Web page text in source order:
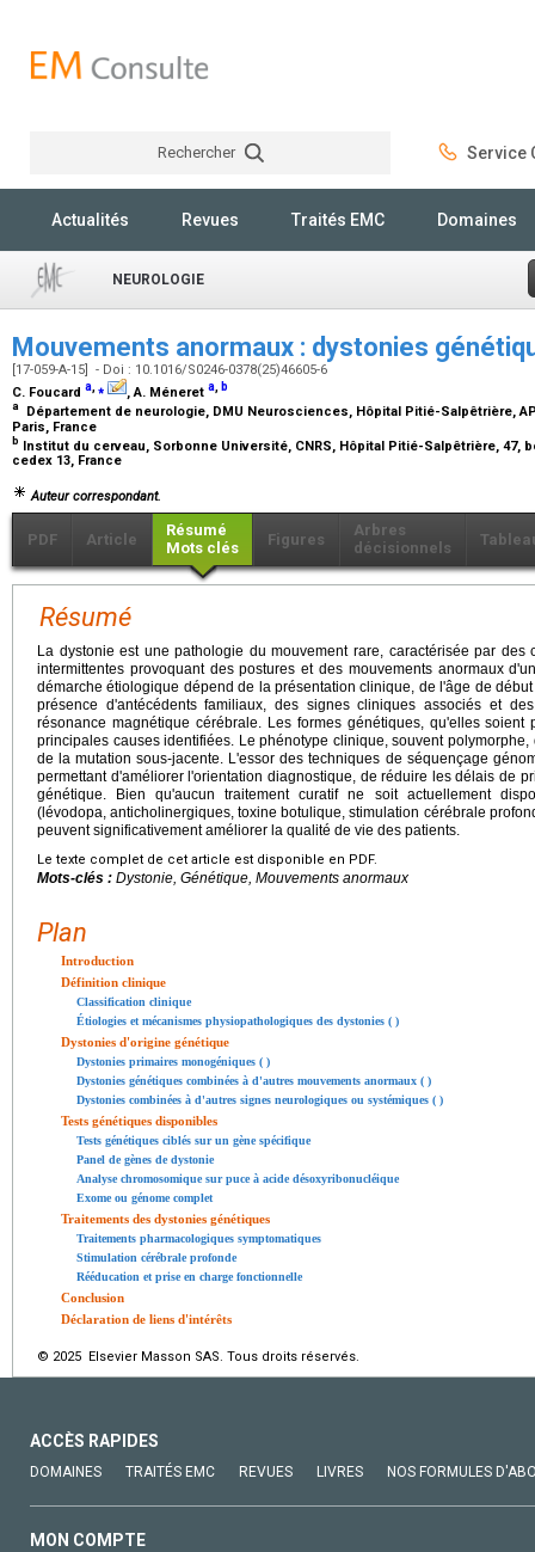
Rechercher Service
Actualités Revues Traités EMC Domaines
NEUROLOGIE
Mouvements anormaux : dystonies
[17-059-A-15] - Doi : 10.1016/S0246-0378(25)46605-6
C. Foucard a,⁎ , A. Méneret a, b
a
Département de neurologie, DMU Neurosciences, Hôpital Pitié-Salpêtrière,
Paris, France
b Institut du cerveau, Sorbonne Université, CNRS, Hôpital Pitié-Salpêtrière, 47,
cedex 13, France
Auteur correspondant.
PDF Article
Résumé
Mots clés
Figures
Arbres
décisionnels
Résumé
La dystonie est une pathologie du mouvement rare, caractérisée par des
intermittentes provoquant des postures et des mouvements anormaux
démarche étiologique dépend de la présentation clinique, de l'âge de
présence d'antécédents familiaux, des signes cliniques associés et
résonance magnétique cérébrale. Les formes génétiques, qu'elles
principales causes identifiées. Le phénotype clinique, souvent
de la mutation sous-jacente. L'essor des techniques de séquençage
permettant d'améliorer l'orientation diagnostique, de réduire les délais de
génétique. Bien qu'aucun traitement curatif ne soit actuellement
(lévodopa, anticholinergiques, toxine botulique, stimulation cérébrale
peuvent significativement améliorer la qualité de vie des patients.
Le texte complet de cet article est disponible en PDF.
Mots-clés : Dystonie, Génétique, Mouvements anormaux
Plan
Introduction
Définition clinique
Classification clinique
Étiologies et mécanismes physiopathologiques des dystonies ( )
Dystonies d'origine génétique
Dystonies primaires monogéniques ( )
Dystonies génétiques combinées à d'autres mouvements anormaux ( )
Dystonies combinées à d'autres signes neurologiques ou systémiques ( )
Tests génétiques disponibles
Tests génétiques ciblés sur un gène spécifique
Panel de gènes de dystonie
Analyse chromosomique sur puce à acide désoxyribonucléique
Exome ou génome complet
Traitements des dystonies génétiques
Traitements pharmacologiques symptomatiques
Stimulation cérébrale profonde
Rééducation et prise en charge fonctionnelle
Conclusion
Déclaration de liens d'intérêts
© 2025 Elsevier Masson SAS. Tous droits réservés.
ACCÈS RAPIDES
DOMAINES TRAITÉS EMC REVUES LIVRES NOS FORMULES
MON COMPTE